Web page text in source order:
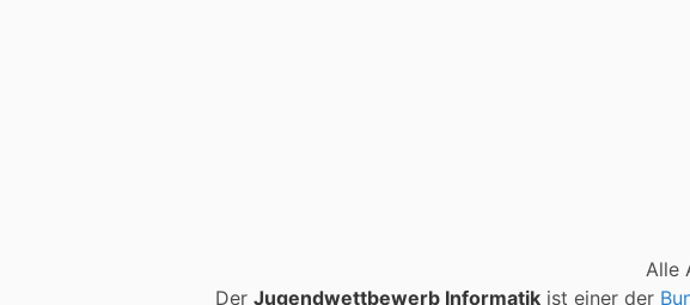
Alle
Der Jugendwettbewerb Informatikist einer der